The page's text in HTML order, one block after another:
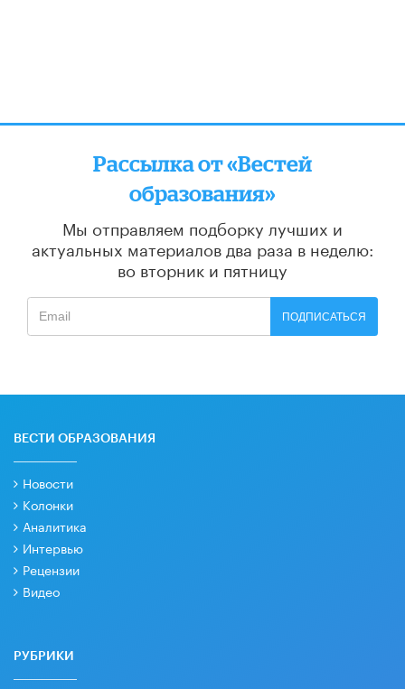
Рассылка от «Вестей
образования»
Мы отправляем подборку лучших и
актуальных материалов два раза в неделю:
во вторник и пятницу
ПОДПИСАТЬСЯ
ВЕСТИ ОБРАЗОВАНИЯ
Новости
Колонки
Аналитика
Интервью
Рецензии
Видео
РУБРИКИ